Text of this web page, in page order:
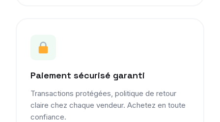
Paiement sécurisé garanti
Transactions protégées, politique de retour
claire chez chaque vendeur. Achetez en toute
confiance.